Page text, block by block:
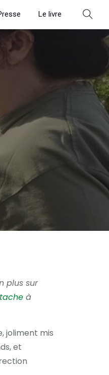
Le livre
plus sur
à
joliment mis
et